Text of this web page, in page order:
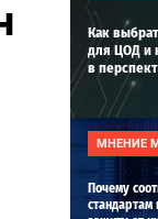
Как
для ЦОД и
в
МНЕНИЕ
Почему
стандартам